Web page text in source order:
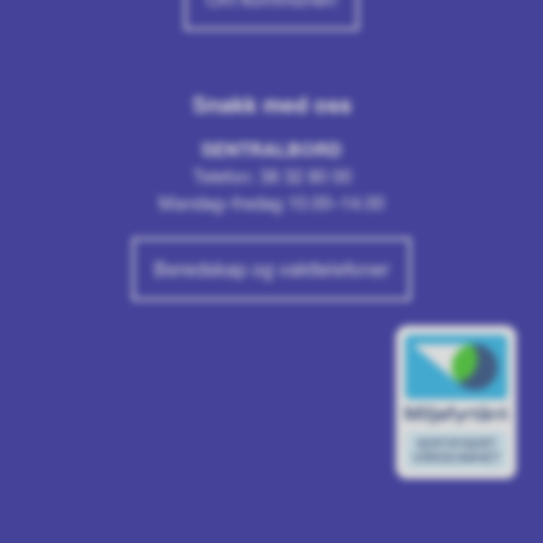
Snakk med oss
SENTRALBORD
Telefon: 38 32 80 00
Mandag–fredag 10.00–14.00
Beredskap og vakttelefoner